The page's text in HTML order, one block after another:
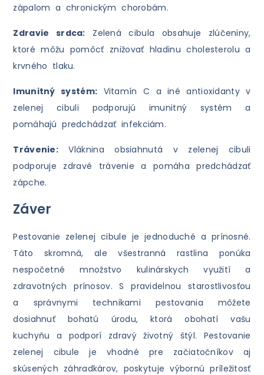
zápalom a chronickým chorobám.
Zdravie srdca: Zelená cibula obsahuje zlúčeniny,
ktoré môžu pomôcť znižovať hladinu cholesterolu a
krvného tlaku.
Imunitný systém: Vitamín C a iné antioxidanty v
zelenej cibuli podporujú imunitný systém a
pomáhajú predchádzať infekciám.
Trávenie: Vláknina obsiahnutá v zelenej cibuli
podporuje zdravé trávenie a pomáha predchádzať
zápche.
Záver
Pestovanie zelenej cibule je jednoduché a prínosné.
Táto skromná, ale všestranná rastlina ponúka
nespočetné množstvo kulinárskych využití a
zdravotných prínosov. S pravidelnou starostlivosťou
a správnymi technikami pestovania môžete
dosiahnuť bohatú úrodu, ktorá obohatí vašu
kuchyňu a podporí zdravý životný štýl. Pestovanie
zelenej cibule je vhodné pre začiatočníkov aj
skúsených záhradkárov, poskytuje výbornú príležitosť